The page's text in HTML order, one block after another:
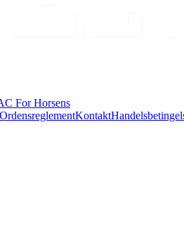
For Horsens
OrdensreglementKontakt